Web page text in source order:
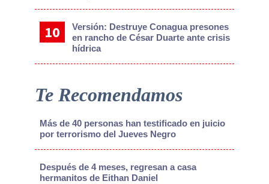
Versión: Destruye Conagua presones
en rancho de César Duarte ante crisis
hídrica
Te Recomendamos
Más de 40 personas han testificado en juicio
por terrorismo del Jueves Negro
Después de 4 meses, regresan a casa
hermanitos de Eithan Daniel